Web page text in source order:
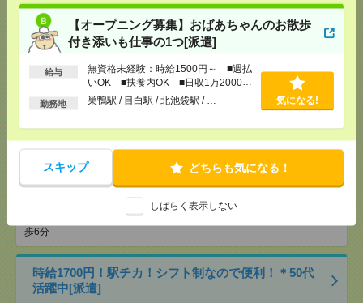
【オープニング募集】おばあちゃんのお散歩
付き添いも仕事の1つ[派遣]
給与
無資格未経験：時給1500円～ ■週払
いOK ■扶養内OK ■日収1万2000円
以上
勤務地 巣鴨駅 / 目白駅 / 北池袋駅 / … 気になる!
スキップ どちらも気になる！
しばらく表示しない
[給 与]
時給2050円 月収例 147,600円
[交通費]
全額支給
[月収例]10～15万円
[勤務地]町田駅から徒歩13分
【週5日×7時間】1950円！けんぽ組合での適用＆給付
時給1950円 月収例 273,000円 残業代
＋交通費は別途支給
[交通費]全額支給
歩6分
時給1700円！駅チカ！シフト制なので便利！＊50代
活躍中[派遣]